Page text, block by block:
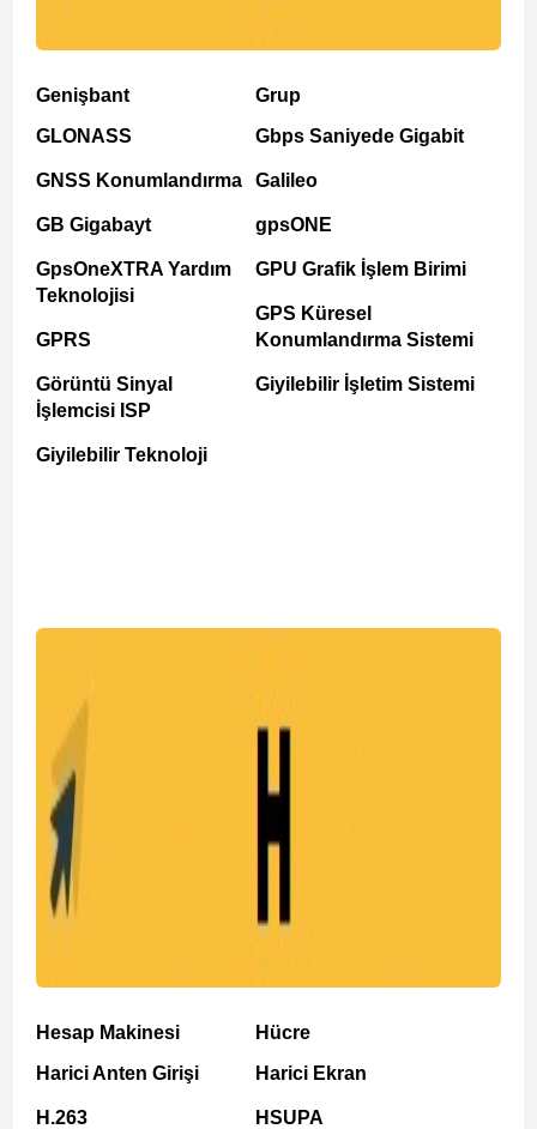
Genişbant
GLONASS
GNSS Konumlandırma
GB Gigabayt
GpsOneXTRA Yardım
Teknolojisi
GPRS
Görüntü Sinyal
İşlemcisi ISP
Giyilebilir Teknoloji
Grup
Gbps Saniyede Gigabit
Galileo
gpsONE
GPU Grafik İşlem Birimi
GPS Küresel
Konumlandırma Sistemi
Giyilebilir İşletim Sistemi
Hesap Makinesi
Harici Anten Girişi
H.263
Hücre
Harici Ekran
HSUPA